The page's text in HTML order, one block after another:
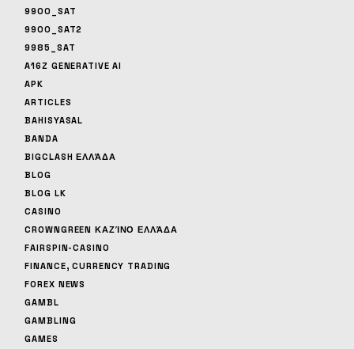
9900_SAT
9900_SAT2
9985_SAT
A16Z GENERATIVE AI
APK
ARTICLES
BAHISYASAL
BANDA
BIGCLASH ΕΛΛΆΔΑ
BLOG
BLOG LK
CASINO
CROWNGREEN ΚΑΖΊΝΟ ΕΛΛΆΔΑ
FAIRSPIN-CASINO
FINANCE, CURRENCY TRADING
FOREX NEWS
GAMBL
GAMBLING
GAMES